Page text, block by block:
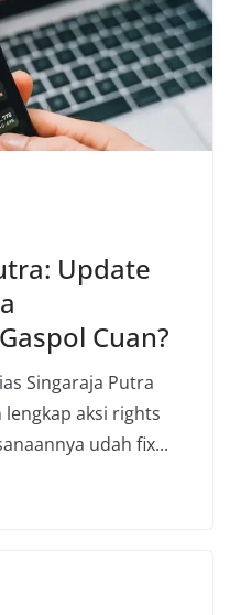
Update
Cuan?
Singaraja Putra
aksi rights
udah fix...